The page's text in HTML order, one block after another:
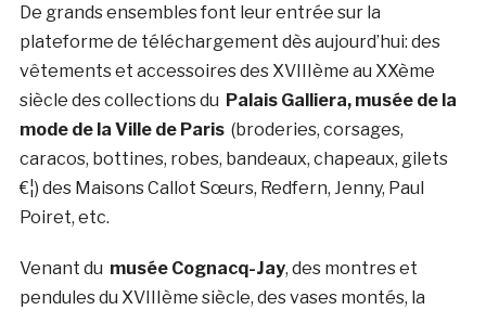
De grands ensembles font leur entrée sur la
plateforme de téléchargement dès aujourd’hui: des
vêtements et accessoires des XVIIIème au XXème
siècle des collections du Palais Galliera, musée de la
mode de la Ville de Paris (broderies, corsages,
caracos, bottines, robes, bandeaux, chapeaux, gilets
€¦) des Maisons Callot Sœurs, Redfern, Jenny, Paul
Poiret, etc.
Venant du musée Cognacq-Jay, des montres et
pendules du XVIIIème siècle, des vases montés, la